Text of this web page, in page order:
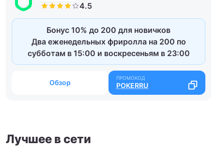
Бонус 10% до 200 для новичков
Два еженедельных фриролла на 200 по
субботам в 15:00 и воскресеньям в 23:00
Обзор POKERRU
Лучшее в сети